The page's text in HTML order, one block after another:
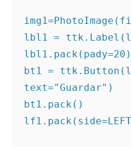
lbl1 =
lbl1.pack(pady=20)
bt1 =
text="Guardar")
bt1.pack()